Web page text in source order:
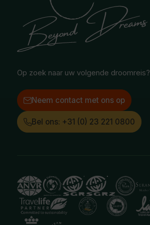
Poolgebied
Selfdrive reizen
Treinreizen
Reisvoorwaarden
Vacatures
Facebook
Instagram
Op zoek naar uw volgende droomreis?
Neem contact met ons op
Bel ons: +31 (0) 23 221 0800